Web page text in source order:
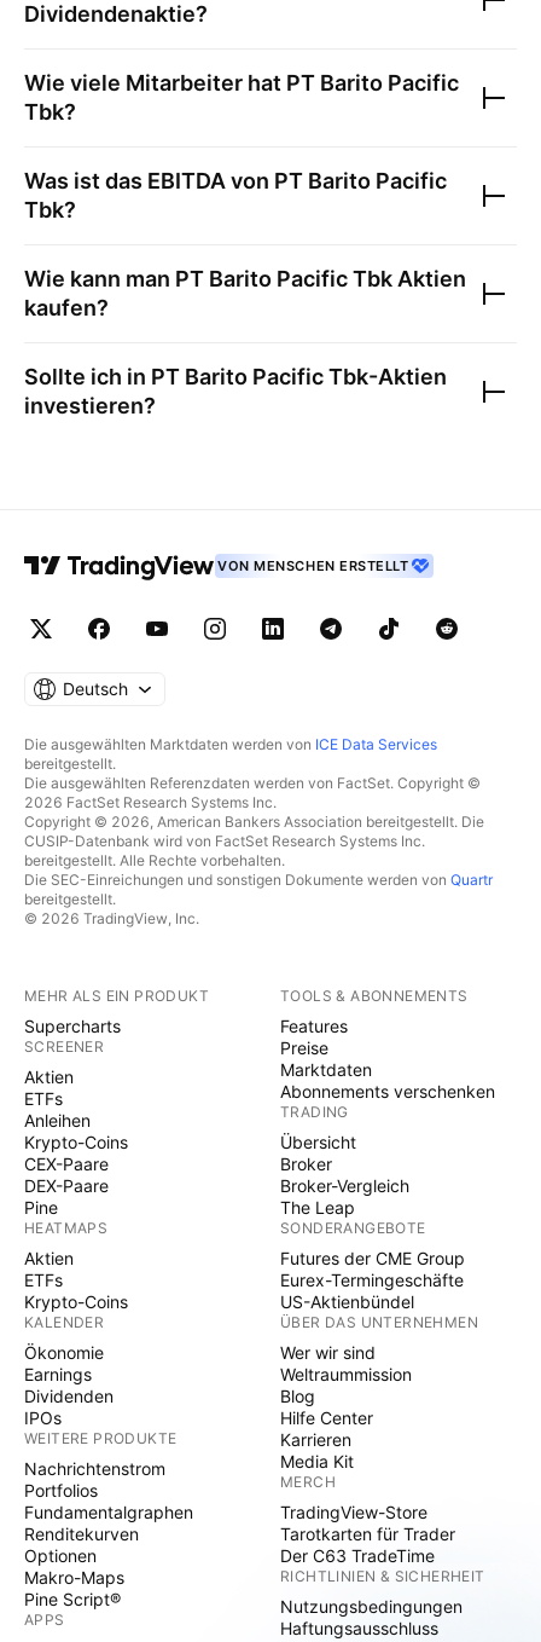
Dividendenaktie?
Wie viele Mitarbeiter hat PT Barito Pacific
Tbk?
Was ist das EBITDA von PT Barito Pacific
Tbk?
Wie kann man PT Barito Pacific Tbk Aktien
kaufen?
Sollte ich in PT Barito Pacific Tbk-Aktien
investieren?
VON MENSCHEN ERSTELLT
Deutsch
Die ausgewählten Marktdaten werden von ICE Data Services
bereitgestellt.
Die ausgewählten Referenzdaten werden von FactSet. Copyright ©
2026 FactSet Research Systems Inc.
Copyright © 2026, American Bankers Association bereitgestellt. Die
CUSIP-Datenbank wird von FactSet Research Systems Inc.
bereitgestellt. Alle Rechte vorbehalten.
Die SEC-Einreichungen und sonstigen Dokumente werden von Quartr
bereitgestellt.
© 2026 TradingView, Inc.
MEHR ALS EIN PRODUKT
Supercharts
SCREENER
Aktien
ETFs
Anleihen
Krypto-Coins
CEX-Paare
DEX-Paare
Pine
HEATMAPS
Aktien
ETFs
Krypto-Coins
KALENDER
Ökonomie
Earnings
Dividenden
IPOs
WEITERE PRODUKTE
Nachrichtenstrom
Portfolios
Fundamentalgraphen
Renditekurven
Optionen
Makro-Maps
Pine Script®
APPS
TOOLS & ABONNEMENTS
Features
Preise
Marktdaten
Abonnements verschenken
TRADING
Übersicht
Broker
Broker-Vergleich
The Leap
SONDERANGEBOTE
Futures der CME Group
Eurex-Termingeschäfte
US-Aktienbündel
ÜBER DAS UNTERNEHMEN
Wer wir sind
Weltraummission
Blog
Hilfe Center
Karrieren
Media Kit
MERCH
TradingView-Store
Tarotkarten für Trader
Der C63 TradeTime
RICHTLINIEN & SICHERHEIT
Nutzungsbedingungen
Haftungsausschluss